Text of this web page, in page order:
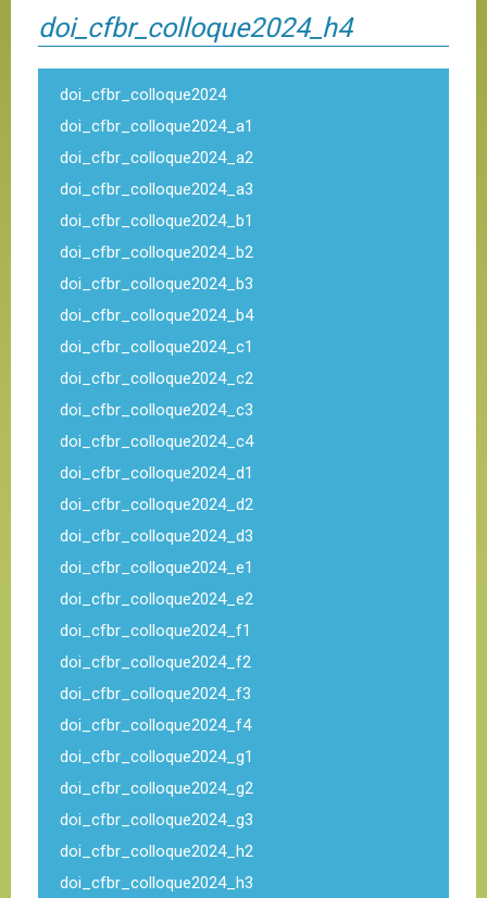
doi_cfbr_colloque2024_h4
doi_cfbr_colloque2024
doi_cfbr_colloque2024_a1
doi_cfbr_colloque2024_a2
doi_cfbr_colloque2024_a3
doi_cfbr_colloque2024_b1
doi_cfbr_colloque2024_b2
doi_cfbr_colloque2024_b3
doi_cfbr_colloque2024_b4
doi_cfbr_colloque2024_c1
doi_cfbr_colloque2024_c2
doi_cfbr_colloque2024_c3
doi_cfbr_colloque2024_c4
doi_cfbr_colloque2024_d1
doi_cfbr_colloque2024_d2
doi_cfbr_colloque2024_d3
doi_cfbr_colloque2024_e1
doi_cfbr_colloque2024_e2
doi_cfbr_colloque2024_f1
doi_cfbr_colloque2024_f2
doi_cfbr_colloque2024_f3
doi_cfbr_colloque2024_f4
doi_cfbr_colloque2024_g1
doi_cfbr_colloque2024_g2
doi_cfbr_colloque2024_g3
doi_cfbr_colloque2024_h2
doi_cfbr_colloque2024_h3